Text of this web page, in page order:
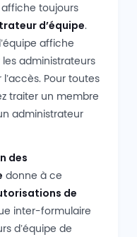
toujours
d’équipe.
affiche
les administrateurs
Pour toutes
traiter un membre
administrateur
des
donne à ce
de
inter-formulaire
d’équipe de